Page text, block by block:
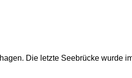
Die letzte Seebrücke wurde